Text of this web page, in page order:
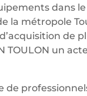
dans
la métropole
de
TOULON un
de